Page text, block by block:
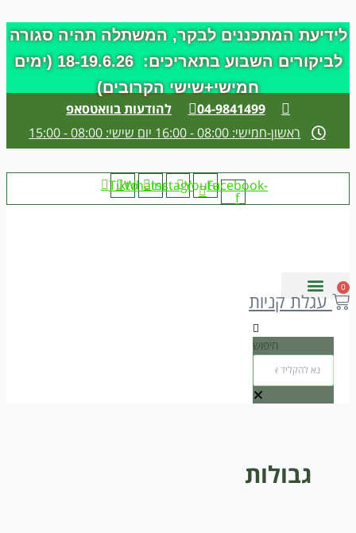
לתוכן
לידיעת המתכננים לבקר, המשתלה תהיה סגורה
לביקורים השבוע בתאריכים: 18-19.6.26 (ימים
חמישי+שישי הקרובים)
04-9841499
להודעות בוואטסאפ
ראשון-חמישי: 08:00 - 16:00 יום שישי: 08:00 - 15:00
Facebook-
f
Youtube
Instagram
Whatsapp
Tiktok
0
עגלת קניות
חיפוש
גבולות